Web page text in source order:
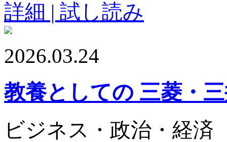
詳細 | 試し読み
2026.03.24
教養としての 三菱・
ビジネス・政治・経済